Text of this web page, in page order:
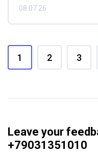
08.07.26
1 2 3
Leave your
+79031351010